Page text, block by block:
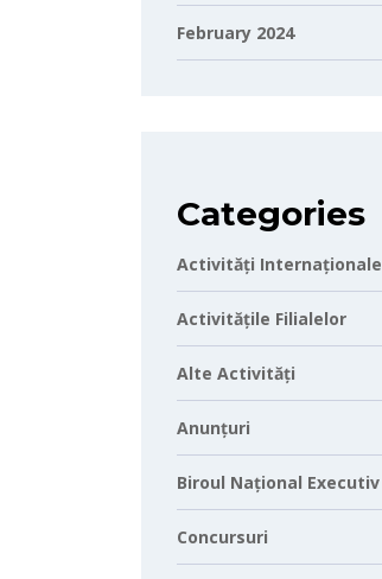
February 2024
Categories
Activități Internaționale
Activitățile Filialelor
Alte Activități
Anunțuri
Biroul Național Executiv
Concursuri